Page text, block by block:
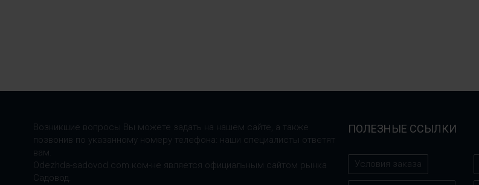
Возникшие вопросы Вы можете задать на нашем сайте, а также
позвонив по указанному номеру телефона: наши специалисты ответят
вам.
Odezhda-sadovod.com.ком-не является официальным сайтом рынка
Садовод.
ПОЛЕЗНЫЕ ССЫЛКИ
Условия заказа